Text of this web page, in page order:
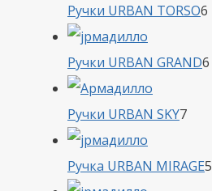
Ручки URBAN TORSO6
Ручки URBAN GRAND6
Ручки URBAN SKY77
Ручка URBAN MIRAGE5